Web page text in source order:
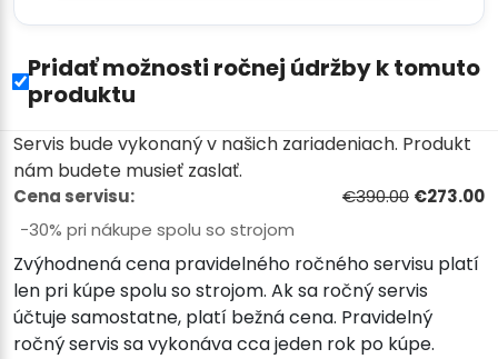
Pridať možnosti ročnej údržby k tomuto
produktu
Servis bude vykonaný v našich zariadeniach. Produkt
nám budete musieť zaslať.
Cena servisu: €390.00 €273.00
−30% pri nákupe spolu so strojom
Zvýhodnená cena pravidelného ročného servisu platí
len pri kúpe spolu so strojom. Ak sa ročný servis
účtuje samostatne, platí bežná cena. Pravidelný
ročný servis sa vykonáva cca jeden rok po kúpe.